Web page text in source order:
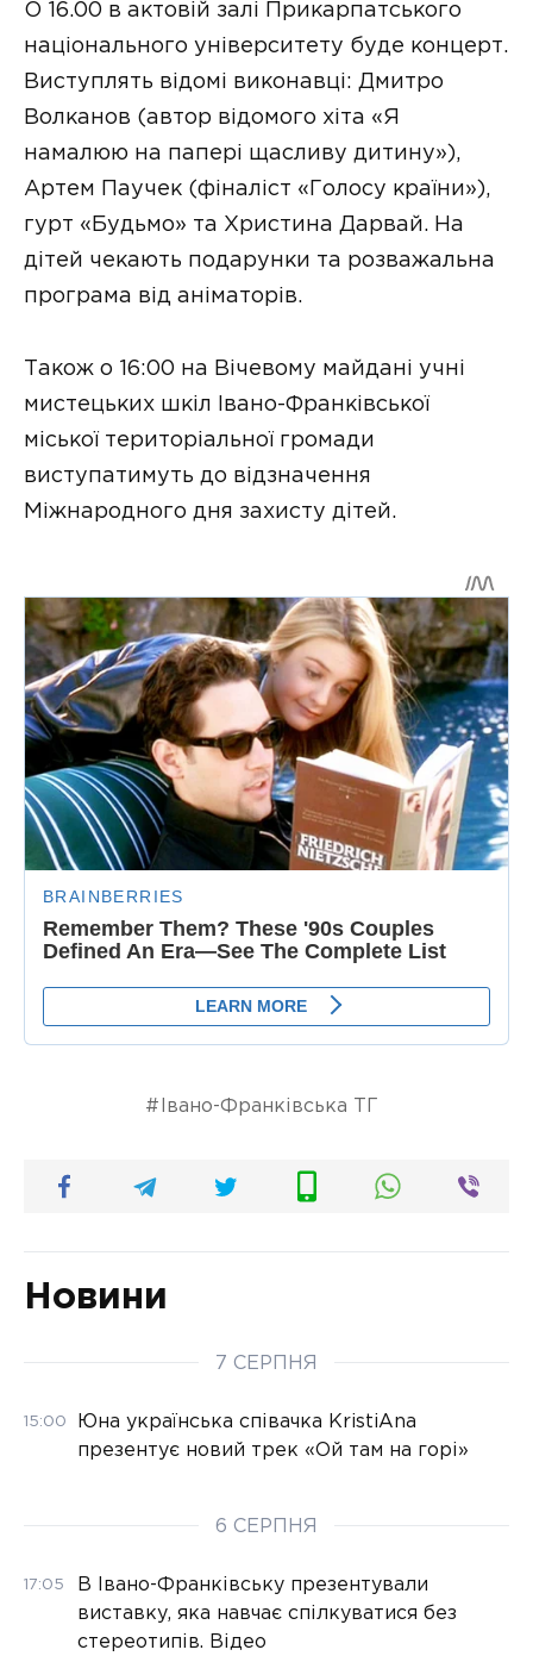
О 16.00 в актовій залі Прикарпатського
національного університету буде концерт.
Виступлять відомі виконавці: Дмитро
Волканов (автор відомого хіта «Я
намалюю на папері щасливу дитину»),
Артем Паучек (фіналіст «Голосу країни»),
гурт «Будьмо» та Христина Дарвай. На
дітей чекають подарунки та розважальна
програма від аніматорів.
Також о 16:00 на Вічевому майдані учні
мистецьких шкіл Івано-Франківської
міської територіальної громади
виступатимуть до відзначення
Міжнародного дня захисту дітей.
Івано-Франківська ТГ
Новини
7 СЕРПНЯ
15:00
Юна українська співачка KristiAna
презентує новий трек «Ой там на горі»
6 СЕРПНЯ
17:05
В Івано-Франківську презентували
виставку, яка навчає спілкуватися без
стереотипів. Відео